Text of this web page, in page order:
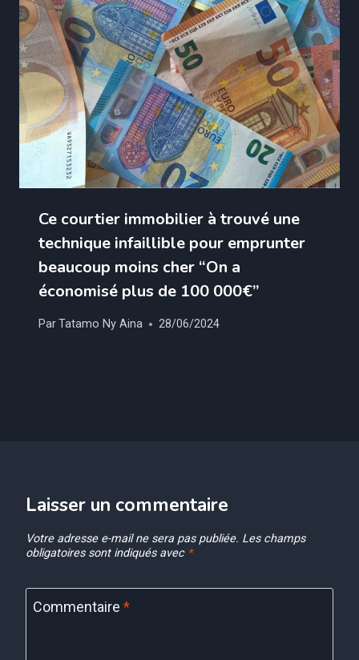
Ce courtier immobilier à trouvé une
technique infaillible pour emprunter
beaucoup moins cher “On a
économisé plus de 100 000€”
ParTatamo Ny Aina 28/06/2024
Laisser un commentaire
Votre adresse e-mail ne sera pas publiée. Les champs
obligatoires sont indiqués avec *
Commentaire *